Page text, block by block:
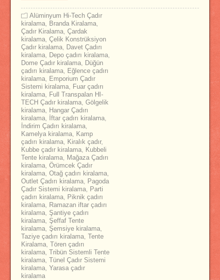
Alüminyum Hi-Tech Çadır
kiralama, Branda Kiralama,
Çadır Kiralama, Çardak
kiralama, Çelik Konstrüksiyon
Çadır kiralama,
Davet Çadırı
kiralama, Depo çadırı kiralama,
Dome Çadır kiralama,
Düğün
çadırı kiralama,
Eğlence çadırı
kiralama,
Emporium Çadır
Sistemi kiralama,
Fuar çadırı
kiralama,
Full Transpalan HI-
TECH Çadır kiralama, Gölgelik
kiralama,
Hangar Çadırı
kiralama, İftar çadırı kiralama,
İndirim Çadırı kiralama,
Kamelya kiralama,
Kamp
çadırı kiralama, Kiralık çadır,
Kubbe çadır kiralama,
Kubbeli
Tente kiralama,
Mağaza Çadırı
kiralama, Örümcek Çadır
kiralama, Otağ çadırı kiralama,
Outlet Çadırı kiralama,
Pagoda
Çadır Sistemi kiralama,
Parti
çadırı kiralama,
Piknik çadırı
kiralama,
Ramazan iftar çadırı
kiralama, Şantiye çadırı
kiralama, Şeffaf Tente
kiralama, Şemsiye kiralama,
Taziye çadırı kiralama, Tente
Kiralama, Tören çadırı
kiralama, Tribün Sistemli Tente
kiralama, Tünel Çadır Sistemi
kiralama, Yarasa çadır
kiralama